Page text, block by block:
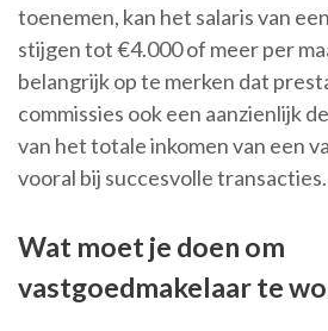
toenemen, kan het salaris van
stijgen tot €4.000 of meer per
belangrijk op te merken dat
commissies ook een aanzienlijk
van het totale inkomen van een
vooral bij succesvolle transacties.
Wat moet je doen om
vastgoedmakelaar te